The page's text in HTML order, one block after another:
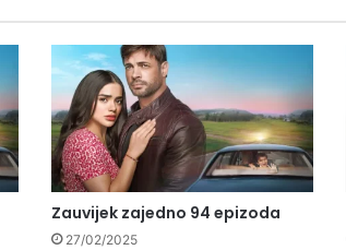
Zauvijek zajedno 94 epizoda
27/02/2025